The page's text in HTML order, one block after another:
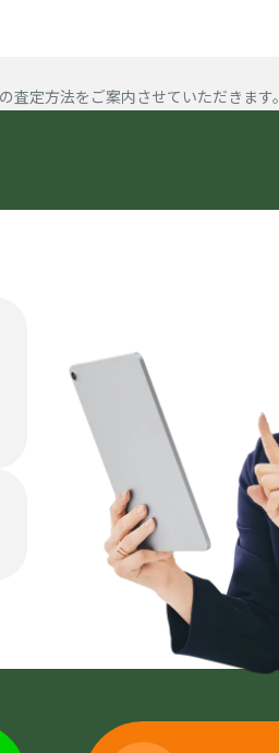
定方法をご案内させていただきます。